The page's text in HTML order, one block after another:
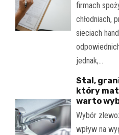
firmach
chłodniach,
sieciach
jednak,…
Stal,
który
warto
Wybór
wpływ na